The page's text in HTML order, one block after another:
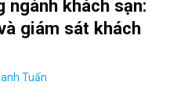
ngành khách sạn:
giám sát khách
Tuấn